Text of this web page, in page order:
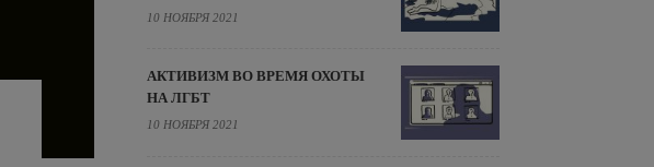
10 НОЯБРЯ 2021
АКТИВИЗМ ВО ВРЕМЯ ОХОТЫ
НА ЛГБТ
10 НОЯБРЯ 2021